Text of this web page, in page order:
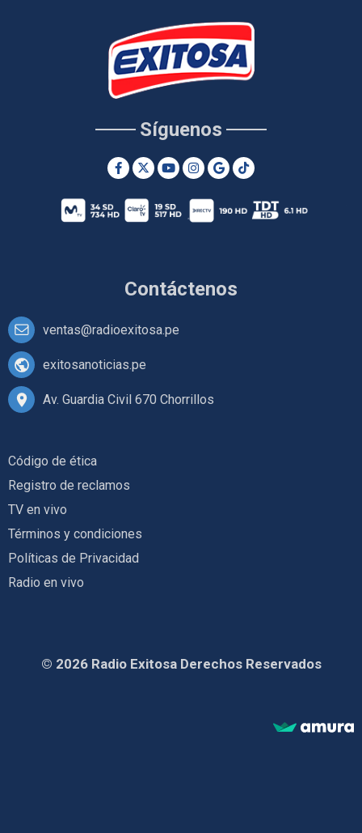
Contáctenos
ventas@radioexitosa.pe
exitosanoticias.pe
Av. Guardia Civil 670 Chorrillos
Síguenos
Código de ética
Registro de reclamos
TV en vivo
Términos y condiciones
Políticas de Privacidad
Radio en vivo
© 2026 Radio Exitosa Derechos Reservados